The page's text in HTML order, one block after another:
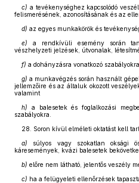
c) a tevékenységhez kapcsolódó
felismerésének, azonosításának és az
d) az egyes munkakörök és
e) a rendkívüli esemény során
vészhelyzeti jelzések, útvonalak,
f) a dohányzásra vonatkozó
g) a munkavégzés során használt
jellemzőire és az általuk okozott
valamint
h) a balesetek és foglalkozási
szabályokra.
28. Soron kívül elméleti oktatást kell
a) súlyos vagy szokatlan oksági
káresemények, kvázi balesetek
b) előre nem látható, jelentős veszély
c) ha a felügyeleti ellenőrzések